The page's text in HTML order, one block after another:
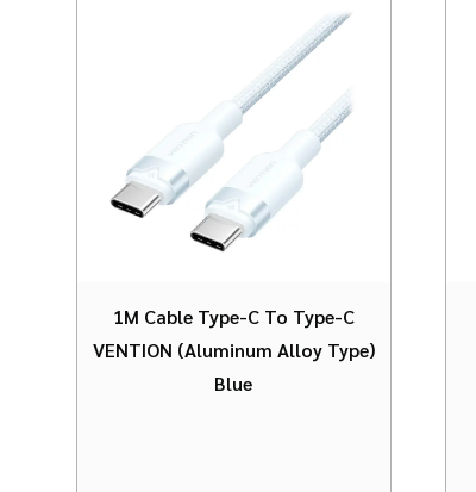
1M Cable Type-C To Type-C
VENTION (Aluminum Alloy Type)
Blue